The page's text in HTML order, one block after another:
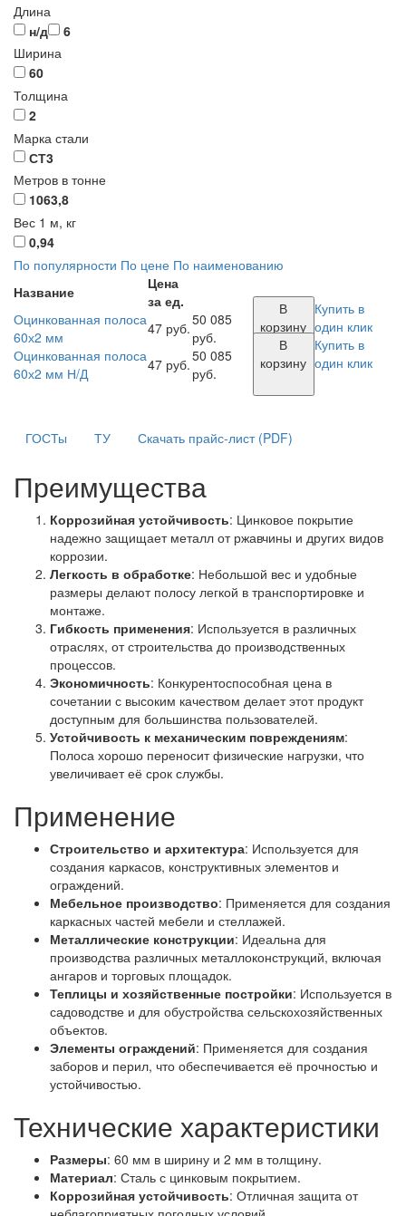
Длина
н/д
6
Ширина
60
Толщина
2
Марка стали
СТ3
Метров в тонне
1063,8
Вес 1 м, кг
0,94
По популярности По цене По наименованию
Название
Цена
за ед.
Оцинкованная полоса
60х2 мм
47 руб.50 085
руб.
В
корзину
Купить в
один клик
Оцинкованная полоса
60х2 мм Н/Д
47 руб.50 085
руб.
В
корзину
Купить в
один клик
ГОСТы ТУ Скачать прайс-лист (PDF)
Преимущества
Коррозийная устойчивость: Цинковое покрытие
надежно защищает металл от ржавчины и других видов
коррозии.
Легкость в обработке: Небольшой вес и удобные
размеры делают полосу легкой в транспортировке и
монтаже.
Гибкость применения: Используется в различных
отраслях, от строительства до производственных
процессов.
Экономичность: Конкурентоспособная цена в
сочетании с высоким качеством делает этот продукт
доступным для большинства пользователей.
Устойчивость к механическим повреждениям:
Полоса хорошо переносит физические нагрузки, что
увеличивает её срок службы.
Применение
Строительство и архитектура: Используется для
создания каркасов, конструктивных элементов и
ограждений.
Мебельное производство: Применяется для создания
каркасных частей мебели и стеллажей.
Металлические конструкции: Идеальна для
производства различных металлоконструкций, включая
ангаров и торговых площадок.
Теплицы и хозяйственные постройки: Используется в
садоводстве и для обустройства сельскохозяйственных
объектов.
Элементы ограждений: Применяется для создания
заборов и перил, что обеспечивается её прочностью и
устойчивостью.
Технические характеристики
Размеры: 60 мм в ширину и 2 мм в толщину.
Материал: Сталь с цинковым покрытием.
Коррозийная устойчивость: Отличная защита от